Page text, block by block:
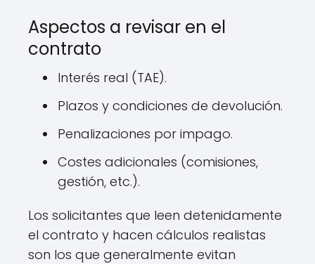
Aspectos a revisar en el
contrato
Interés real (TAE).
Plazos y condiciones de devolución.
Penalizaciones por impago.
Costes adicionales (comisiones,
gestión, etc.).
Los solicitantes que leen detenidamente
el contrato y hacen cálculos realistas
son los que generalmente evitan